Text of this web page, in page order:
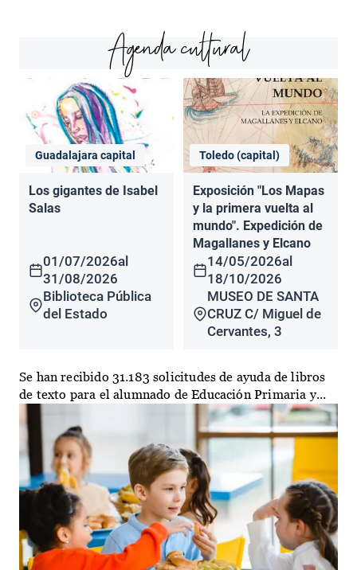
Agenda cultural
Guadalajara capital
Los gigantes de Isabel
Salas
01/07/2026al
31/08/2026
Biblioteca Pública
del Estado
Toledo (capital)
Exposición "Los Mapas
y la primera vuelta al
mundo". Expedición de
Magallanes y Elcano
14/05/2026al
18/10/2026
MUSEO DE SANTA
CRUZ C/ Miguel de
Cervantes, 3
Se han recibido 31.183 solicitudes de ayuda de libros
de texto para el alumnado de Educación Primaria y...